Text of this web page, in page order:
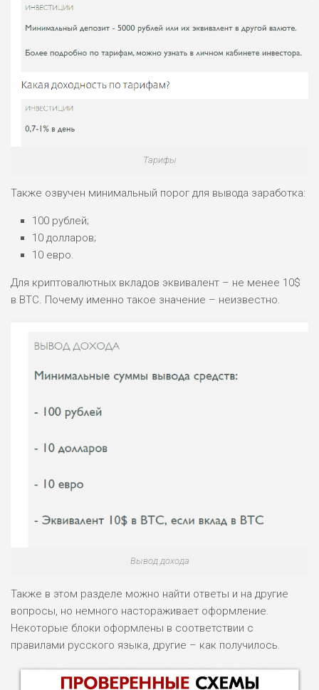
Тарифы
Также озвучен минимальный порог для вывода заработка:
100 рублей;
10 долларов;
10 евро.
Для криптовалютных вкладов эквивалент – не менее 10$
в BTC. Почему именно такое значение – неизвестно.
Вывод дохода
Также в этом разделе можно найти ответы и на другие
вопросы, но немного настораживает оформление.
Некоторые блоки оформлены в соответствии с
правилами русского языка, другие – как получилось.